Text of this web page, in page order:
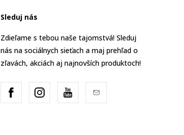
Sleduj nás
Zdieľame s tebou naše tajomstvá! Sleduj
nás na sociálnych sieťach a maj prehľad o
zľavách, akciách aj najnovších produktoch!